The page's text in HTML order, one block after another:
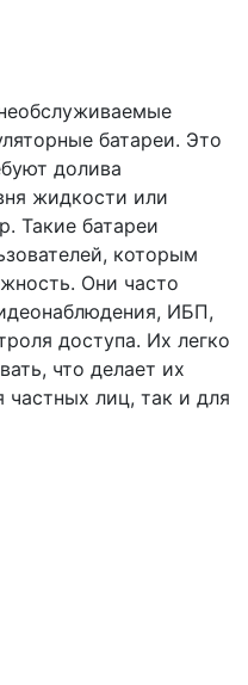
батареи. Это
долива
жидкости или
Такие батареи
которым
Они часто
ИБП,
доступа. Их легко
что делает их
лиц, так и для